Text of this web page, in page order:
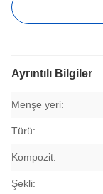
Ayrıntılı Bilgiler
Menşe yeri:
Türü:
Kompozit:
Şekli: